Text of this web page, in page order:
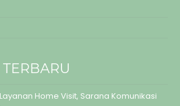
Layanan Home Visit, Sarana Komunikasi